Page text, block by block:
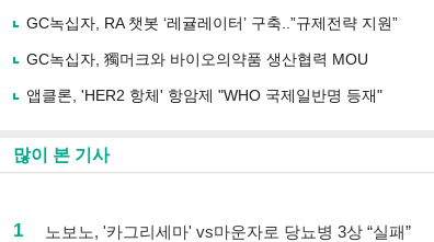
GC녹십자, RA 챗봇 ‘레귤레이터’ 구축..”규제전략 지원”
GC녹십자, 獨머크와 바이오의약품 생산협력 MOU
앱클론, 'HER2 항체' 항암제 "WHO 국제일반명 등재"
많이 본 기사
1 노보노, '카그리세마' vs마운자로 당뇨병 3상 “실패”